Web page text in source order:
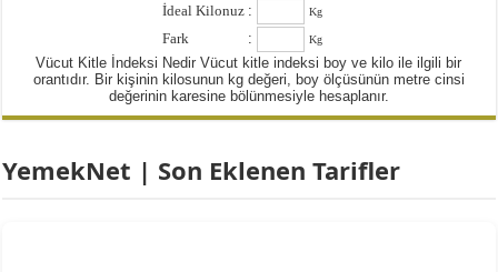
İdeal Kilonuz : Kg
Fark : Kg
Vücut Kitle İndeksi Nedir Vücut kitle indeksi boy ve kilo ile ilgili bir
orantıdır. Bir kişinin kilosunun kg değeri, boy ölçüsünün metre cinsi
değerinin karesine bölünmesiyle hesaplanır.
YemekNet | Son Eklenen Tarifler